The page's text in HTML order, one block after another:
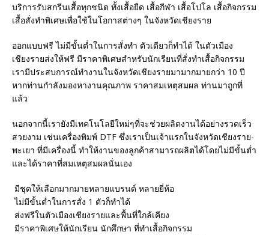
บริการรับสกรีนเสื้อทุกชนิด ทั้งเสื้อยืด เสื้อกีฬา เสื้อโปโล เสื้อกิจกรรม
เสื้อสั่งทำพิเศษเพื่อใช้ในโอกาสต่างๆ ในจังหวัดเชียงราย
ออกแบบฟรี ไม่มีขั้นต่ำในการสั่งทำ ตัวเดียวก็ทำได้ ในตัวเมือง
เชียงรายส่งให้ฟรี มีราคาพิเศษสำหรับนักเรียนที่สั่งทำเสื้อกิจกรรม
เรามีประสบการณ์ทำงานในจังหวัดเชียงรายมามากมายกว่า 10 ปี
หากท่านกำลังมองหางานคุณภาพ ราคาสมเหตุสมผล ท่านมาถูกที่
แล้ว
นอกจากนี้เรายังมีเทคโนโลยีใหม่ๆที่จะช่วยผลิตงานได้อย่างรวดเร็ว
สวยงาม เช่นเครื่องพิมพ์ DTF ซึ่งเราเป็นเจ้าแรกในจังหวัดเชียงราย-
พะเยา ที่มีเครื่องนี้ ทำให้งานของลูกค้าสามารถผลิตได้โดยไม่มีขั้นต่ำ
และได้ราคาที่สมเหตุสมผลนั่นเอง
มีชุดให้เลือกมากมายหลายแบรนด์ หลายยี่ห้อ
ไม่มีขั้นต่ำในการสั่ง 1 ตัวก็ทำได้
ส่งฟรีในตัวเมืองเชียงรายและพื้นที่ใกล้เคียง
มีราคาพิเศษให้นักเรียน นักศึกษา ที่ทำเสื้อกิจกรรม